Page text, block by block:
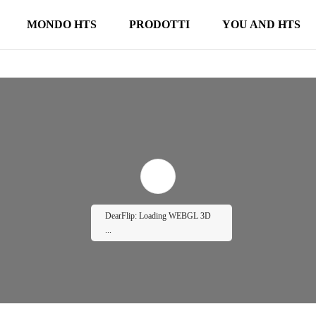
MONDO HTS PRODOTTI YOU AND HTS
DearFlip: Loading WEBGL 3D
...